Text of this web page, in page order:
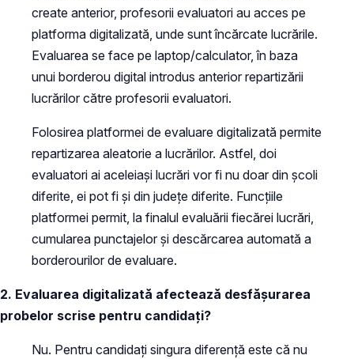
create anterior, profesorii evaluatori au acces pe
platforma digitalizată, unde sunt încărcate lucrările.
Evaluarea se face pe laptop/calculator, în baza
unui borderou digital introdus anterior repartizării
lucrărilor către profesorii evaluatori.
Folosirea platformei de evaluare digitalizată permite
repartizarea aleatorie a lucrărilor. Astfel, doi
evaluatori ai aceleiași lucrări vor fi nu doar din școli
diferite, ei pot fi și din județe diferite. Funcțiile
platformei permit, la finalul evaluării fiecărei lucrări,
cumularea punctajelor și descărcarea automată a
borderourilor de evaluare.
2. Evaluarea digitalizată afectează desfășurarea
probelor scrise pentru candidați?
Nu. Pentru candidați singura diferență este că nu